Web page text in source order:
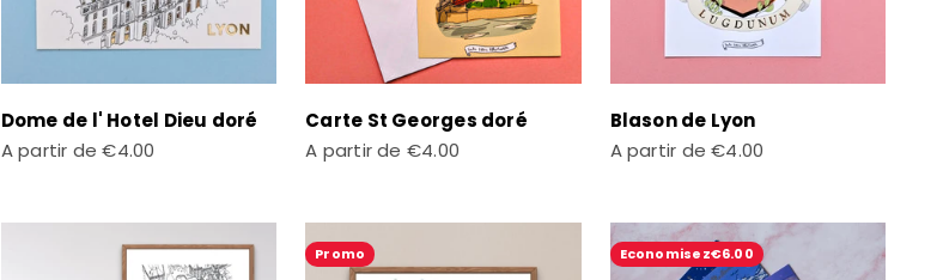
Dome de l' Hotel Dieu doré
Prix de vente
A partir de€4.00
Carte St Georges doré
Prix de vente
A partir de €4.00
Blason de Lyon
Prix de vente
A partir de€4.00
Promo Economisez€6.00